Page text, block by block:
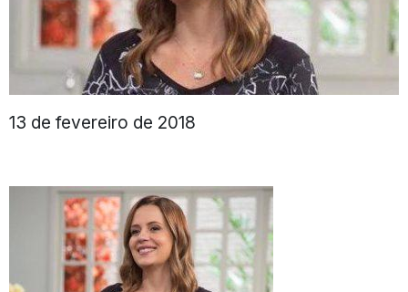
13 de fevereiro de 2018